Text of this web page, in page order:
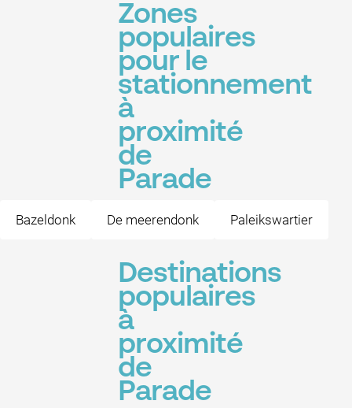
Zones
populaires
pour le
stationnement
à
proximité
de
Parade
Bazeldonk De meerendonk Paleikswartier
Destinations
populaires
à
proximité
de
Parade